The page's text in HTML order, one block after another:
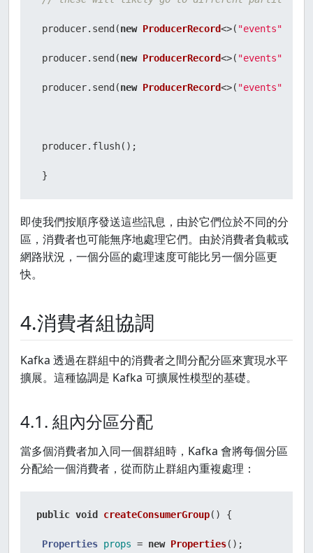
producer.send(new ProducerRecord<>( "events"
producer.send(new ProducerRecord<>( "events"
producer.send(new ProducerRecord<>( "events"
producer.flush();
}
即使我們按順序發送這些訊息，由於它們位於不同的分
區，消費者也可能無序地處理它們。由於消費者負載或
網路狀況，一個分區的處理速度可能比另一個分區更
快。
4.消費者組協調
Kafka 透過在群組中的消費者之間分配分區來實現水平
擴展。這種協調是 Kafka 可擴展性模型的基礎。
4.1. 組內分區分配
當多個消費者加入同一個群組時，Kafka 會將每個分區
分配給一個消費者，從而防止群組內重複處理：
public void createConsumerGroup() {
Properties props = new Properties();